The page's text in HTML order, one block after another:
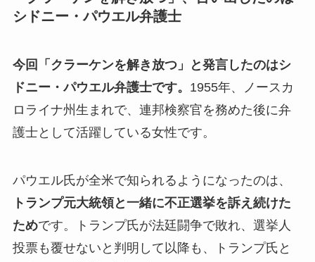
シドニー・パウエル弁護士
今回「クラーケンを解き放つ」と発言したのはシ
ドニー・パウエル弁護士です。 1955年、ノースカ
ロライナ州生まれで、連邦検察官を務めた後に弁
護士として活躍している女性です。
パウエル氏が全米で知られるようになったのは、
トランプ元大統領と一緒に不正選挙を訴え続けた
ためです。トランプ氏が法廷闘争で敗れ、選挙人
投票も覆せないと判明して以降も、トランプ氏と